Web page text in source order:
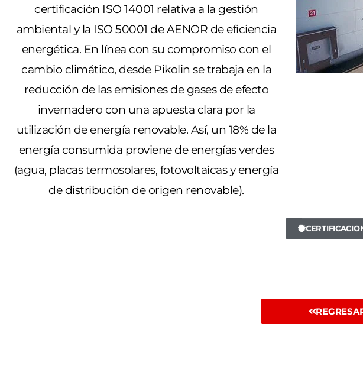
certificación ISO 14001 relativa a la gestión
ambiental y la ISO 50001 de AENOR de eficiencia
energética. En línea con su compromiso con el
cambio climático, desde Pikolin se trabaja en la
reducción de las emisiones de gases de efecto
invernadero con una apuesta clara por la
utilización de energía renovable. Así, un 18% de la
energía consumida proviene de energías verdes
(agua, placas termosolares, fotovoltaicas y energía
de distribución de origen renovable).